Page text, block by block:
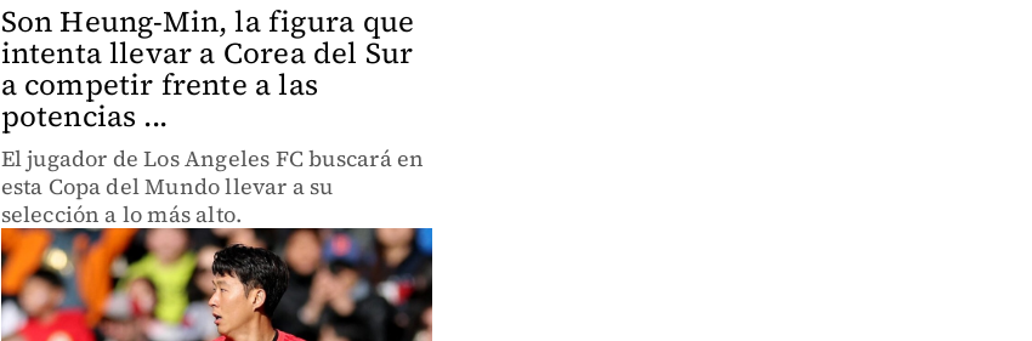
Son Heung-Min, la figura que
intenta llevar a Corea del Sur
a competir frente a las
potencias ...
El jugador de Los Angeles FC buscará en
esta Copa del Mundo llevar a su
selección a lo más alto.